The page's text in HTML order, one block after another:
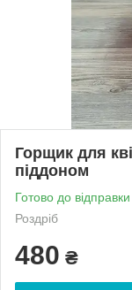
Горщик для
піддоном
Готово до відправки
Роздріб
480 ₴